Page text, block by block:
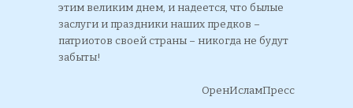
этим великим днем, и надеется, что былые
заслуги и праздники наших предков –
патриотов своей страны – никогда не будут
забыты!
ОренИсламПресс